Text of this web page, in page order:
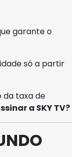
garante o
só a partir
da taxa de
a SKY TV?